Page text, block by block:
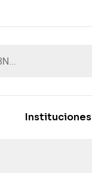
Instituciones